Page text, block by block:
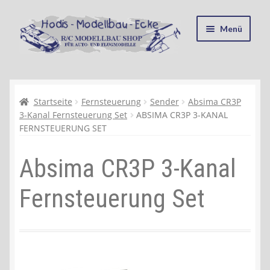
Zur
Navigation
springen
Zum
Inhalt
springen
Menü
Kasse
Mein Konto
Recycling, Entsorgung und Umwelt
Shop
Warenkorb
Startseite Fernsteuerung Sender
Absima CR3P
3-Kanal Fernsteuerung Set
ABSIMA CR3P 3-KANAL
FERNSTEUERUNG SET
Absima CR3P 3-Kanal
Fernsteuerung Set